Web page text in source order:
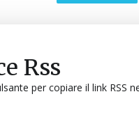
Rss
per copiare il link RSS